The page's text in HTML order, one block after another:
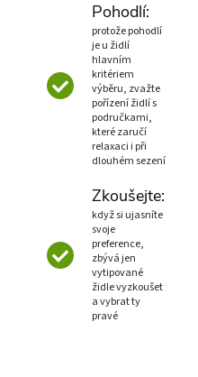
Pohodlí:
protože pohodlí
je u židlí
hlavním
kritériem
výběru, zvažte
pořízení židlí s
područkami,
které zaručí
relaxaci i při
dlouhém sezení
Zkoušejte:
když si ujasníte
svoje
preference,
zbývá jen
vytipované
židle vyzkoušet
a vybrat ty
pravé